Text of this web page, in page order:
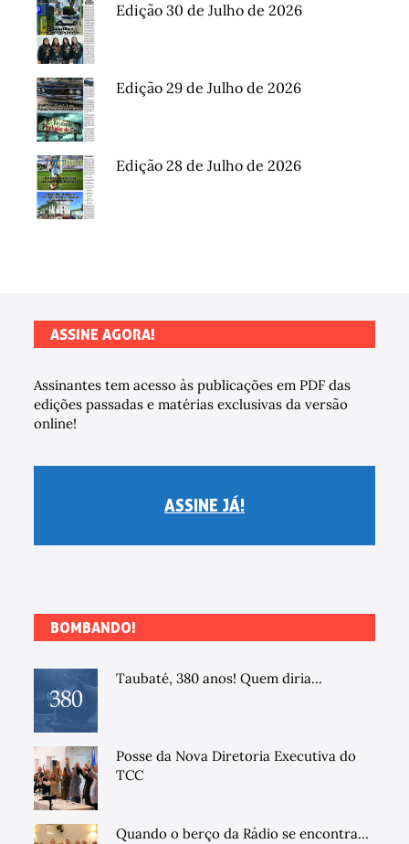
Edição 30 de Julho de 2026
Edição 29 de Julho de 2026
Edição 28 de Julho de 2026
ASSINE AGORA!
Assinantes tem acesso às publicações em PDF das
edições passadas e matérias exclusivas da versão
online!
ASSINE JÁ!
BOMBANDO!
Taubaté, 380 anos! Quem diria...
Posse da Nova Diretoria Executiva do
TCC
Quando o berço da Rádio se encontra...